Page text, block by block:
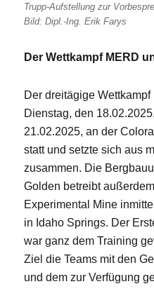
Trupp-Aufstellung zur
Bild: Dipl.-Ing. Erik Farys
Der Wettkampf MERD
Der dreitägige
Dienstag, den
21.02.2025, an der
statt und setzte sich aus
zusammen. Die
Golden betreibt
Experimental Mine
in Idaho Springs. Der
war ganz dem Training
Ziel die Teams mit den
und dem zur Verfügung